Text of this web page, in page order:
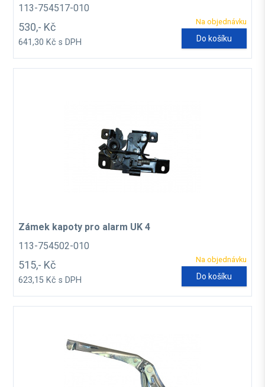
113-754517-010
Na objednávku
530,- Kč
641,30 Kč s DPH Do košíku
Zámek kapoty pro alarm UK 4
113-754502-010
Na objednávku
515,- Kč
623,15 Kč s DPH Do košíku